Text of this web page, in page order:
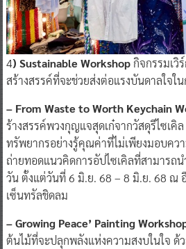
4) Sustainable Workshopกิจกรรมเวิ
สร้างสรรค์ที่จะช่วยส่งต่อแรงบันดาลใจใ
– From Waste to Worth Keychain
ร้างสรรค์พวงกุญแจสุดเก๋จากวัสดุรีไซเคิ
ทรัพยากรอย่างรู้คุณค่าที่ไม่เพียงมอบคว
ถ่ายทอดแนวคิดการอัปไซเคิลที่สามารถน
วัน ตั้งแต่วันที่ 6 มิ.ย. 68 – 8 มิ.ย. 68 ณ
เซ็นทรัลชิดลม
– Growing Peace’ Painting
ต้นไม้ที่จะปลุกพลังแห่งความสงบในใจ